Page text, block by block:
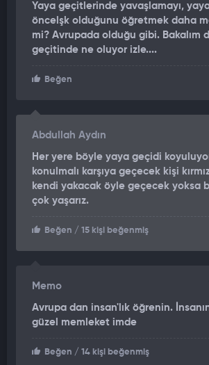
tepkisine neden oldu. Aile, avukatları
itirazda bulundu. Feime Yener'in oğlu Hakan
yaptığı açıklamada, yaşadıkları sürecin
mesele olmadığını, aynı zamanda büyük
belirtti. Annesinin günlerdir yoğun bakımda
mücadelesinden çok bir evlat olarak
yaşam mücadelesi veriyor.
rağmen yoğun bakımda hayati tehlikesi
'SADECE BİZİM AİLEMİZİN DEĞİL,
MESELESİDİR'
Kendilerini en çok yaralayan konunun,
geçidinde çarparak yaralanmasına neden
ailemizi kahretmektedir. Annem bir tarafta
ediyor. Bir evlat olarak bunu anlamakta ve
zorlanıyorum. Kimseyi peşinen suçlu ilan
Soruşturmanın etkin şekilde yürütülmesi ve
Yaya geçitlerinde yavaşlamayı,
öncelşk olduğunu öğretmek daha
mi? Avrupada olduğu gibi. Bakalım
geçitinde ne oluyor izle....
Beğen
Abdullah Aydın
Her yere böyle yaya geçidi
konulmalı karşıya geçecek kişi
kendi yakacak öyle geçecek yoksa
çok yaşarız.
Beğen / 15 kişi beğenmiş
Memo
Avrupa dan insan'lık öğrenin.
güzel memleket imde
Beğen / 14 kişi beğenmiş